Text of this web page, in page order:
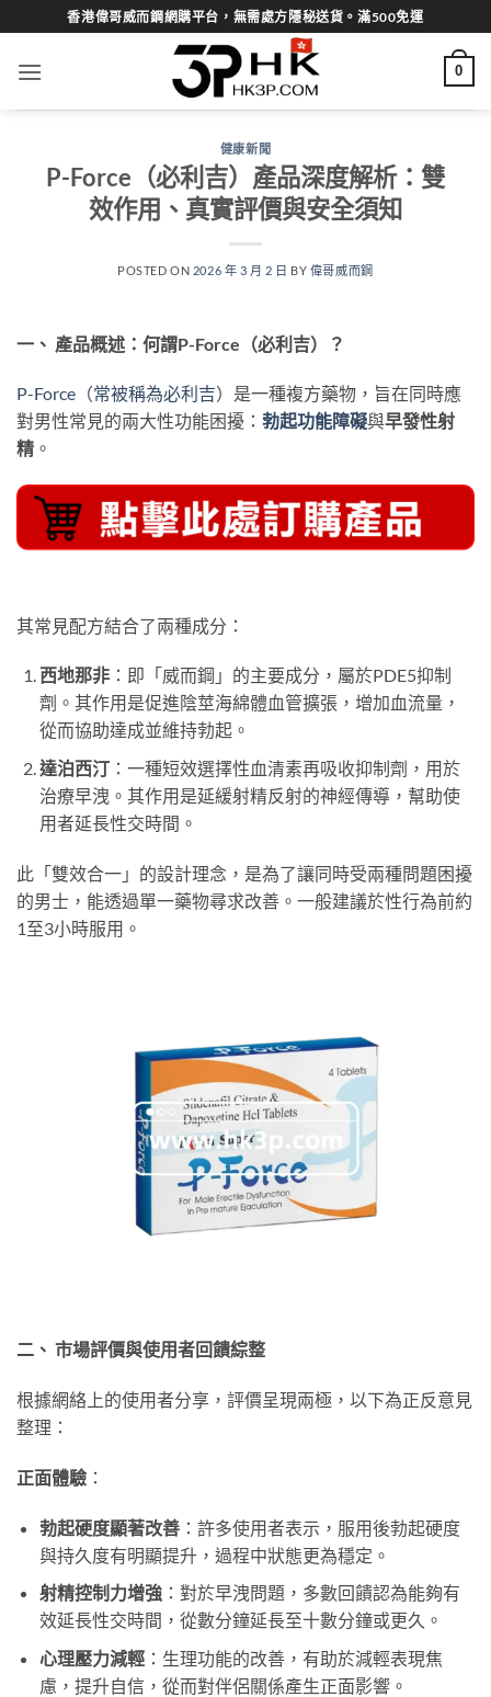
to
content
香港偉哥威而鋼網購平台，無需處方隱秘送貨。滿500免運
0
健康新聞
P-Force（必利吉）產品深度解析：雙
效作用、真實評價與安全須知
POSTED ON 2026 年 3 月 2 日 BY 偉哥威而鋼
一、 產品概述：何謂P-Force（必利吉）？
P-Force（常被稱為必利吉）是一種複方藥物，旨在同時應
對男性常見的兩大性功能困擾： 勃起功能障礙與早發性射
精 。
其常見配方結合了兩種成分：
西地那非：即「威而鋼」的主要成分，屬於PDE5抑制
劑。其作用是促進陰莖海綿體血管擴張，增加血流量，
從而協助達成並維持勃起。
達泊西汀：一種短效選擇性血清素再吸收抑制劑，用於
治療早洩。其作用是延緩射精反射的神經傳導，幫助使
用者延長性交時間。
此「雙效合一」的設計理念，是為了讓同時受兩種問題困擾
的男士，能透過單一藥物尋求改善。一般建議於性行為前約
1至3小時服用。
二、 市場評價與使用者回饋綜整
根據網絡上的使用者分享，評價呈現兩極，以下為正反意見
整理：
正面體驗 ：
勃起硬度顯著改善：許多使用者表示，服用後勃起硬度
與持久度有明顯提升，過程中狀態更為穩定。
射精控制力增強：對於早洩問題，多數回饋認為能夠有
效延長性交時間，從數分鐘延長至十數分鐘或更久。
心理壓力減輕：生理功能的改善，有助於減輕表現焦
慮，提升自信，從而對伴侶關係產生正面影響。